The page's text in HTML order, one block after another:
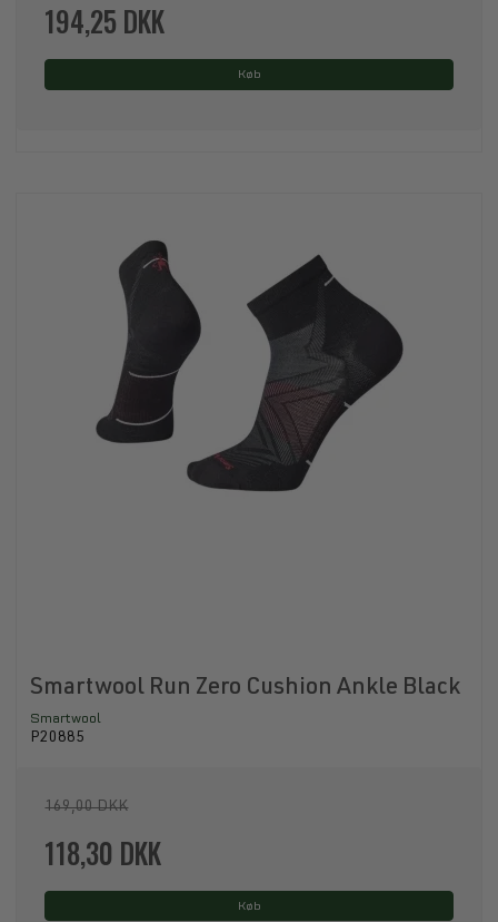
194,25 DKK
Køb
Smartwool Run Zero Cushion Ankle Black
Smartwool
P20885
169,00 DKK
118,30 DKK
Køb